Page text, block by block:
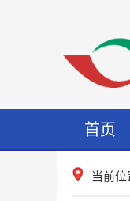
首页
当前位